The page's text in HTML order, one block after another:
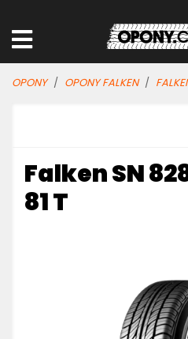
OPONY OPONY FALKEN
Falken SN
81 T